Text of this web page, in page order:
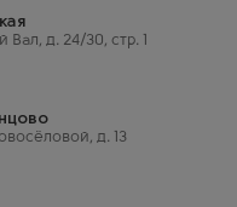
Вал, д. 24/30, стр. 1
д. 13